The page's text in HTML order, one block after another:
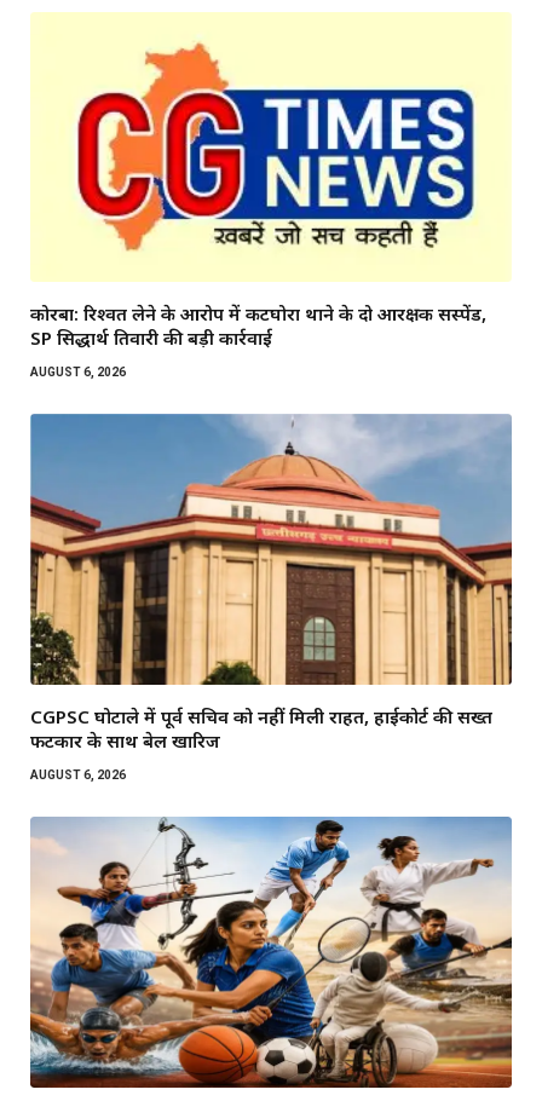
कोरबा: रिश्वत लेने के आरोप में कटघोरा थाने के दो आरक्षक सस्पेंड,
SP सिद्धार्थ तिवारी की बड़ी कार्रवाई
AUGUST 6, 2026
CGPSC घोटाले में पूर्व सचिव को नहीं मिली राहत, हाईकोर्ट की सख्त
फटकार के साथ बेल खारिज
AUGUST 6, 2026